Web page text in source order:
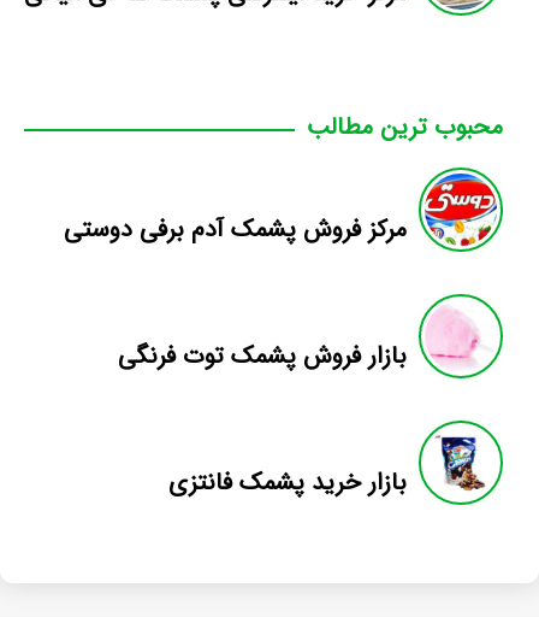
محبوب ترین مطالب
مرکز فروش پشمک آدم برفی دوستی
بازار فروش پشمک توت فرنگی
بازار خرید پشمک فانتزی